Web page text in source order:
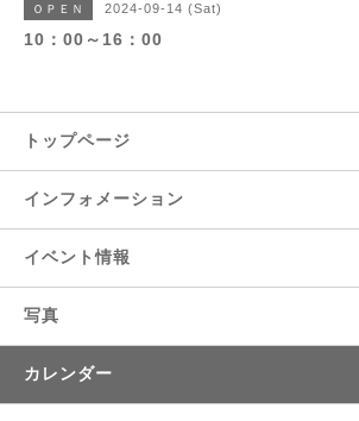
ＯＰＥＮ 2024-09-14 (Sat)
10：00～16：00
トップページ
インフォメーション
イベント情報
写真
カレンダー